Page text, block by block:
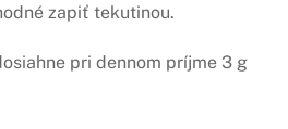
zapiť tekutinou.
pri dennom príjme 3 g